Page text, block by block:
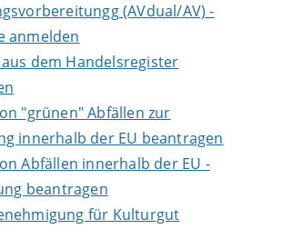
(AVdual/AV) -
anmelden
dem Handelsregister
"grünen" Abfällen zur
innerhalb der EU beantragen
Abfällen innerhalb der EU -
beantragen
für Kulturgut